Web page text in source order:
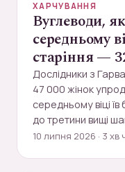
ХАРЧУВАННЯ
Вуглеводи,
середньому
старіння —
Дослідники з
47 000 жінок
середньому віці
до третини вищі
10 липня 2026 · 3 хв